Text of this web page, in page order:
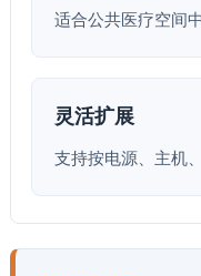
适合公共医疗空间
灵活扩展
支持按电源、主机